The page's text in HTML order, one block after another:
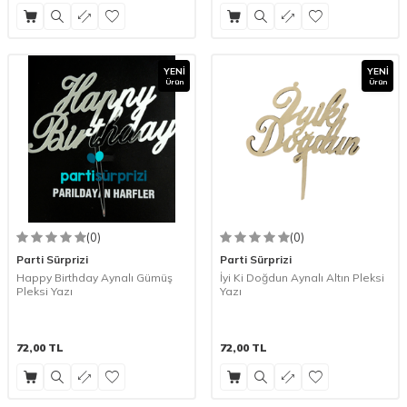
YENI
Ürün
(0)
Parti Sürprizi
Happy Birthday Aynalı Gümüş
Pleksi Yazı
72,00 TL
YENI
Ürün
(0)
Parti Sürprizi
İyi Ki Doğdun Aynalı Altın Pleksi
Yazı
72,00 TL